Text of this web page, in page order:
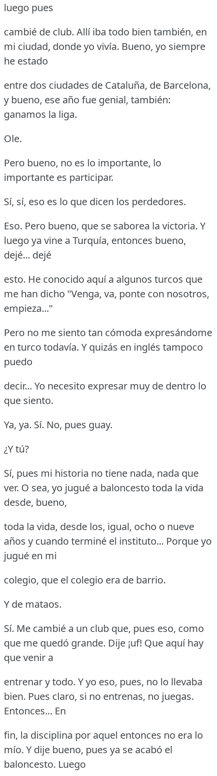
luego pues
cambié de club. Allí iba todo bien también, en
mi ciudad, donde yo vivía. Bueno, yo siempre
he estado
entre dos ciudades de Cataluña, de Barcelona,
y bueno, ese año fue genial, también:
ganamos la liga.
Ole.
Pero bueno, no es lo importante, lo
importante es participar.
Sí, sí, eso es lo que dicen los perdedores.
Eso. Pero bueno, que se saborea la victoria. Y
luego ya vine a Turquía, entonces bueno,
dejé... dejé
esto. He conocido aquí a algunos turcos que
me han dicho "Venga, va, ponte con nosotros,
empieza..."
Pero no me siento tan cómoda expresándome
en turco todavía. Y quizás en inglés tampoco
puedo
decir... Yo necesito expresar muy de dentro lo
que siento.
Ya, ya. Sí. No, pues guay.
¿Y tú?
Sí, pues mi historia no tiene nada, nada que
ver. O sea, yo jugué a baloncesto toda la vida
desde, bueno,
toda la vida, desde los, igual, ocho o nueve
años y cuando terminé el instituto... Porque yo
jugué en mi
colegio, que el colegio era de barrio.
Y de mataos.
Sí. Me cambié a un club que, pues eso, como
que me quedó grande. Dije ¡uf! Que aquí hay
que venir a
entrenar y todo. Y yo eso, pues, no lo llevaba
bien. Pues claro, si no entrenas, no juegas.
Entonces... En
fin, la disciplina por aquel entonces no era lo
mío. Y dije bueno, pues ya se acabó el
baloncesto. Luego